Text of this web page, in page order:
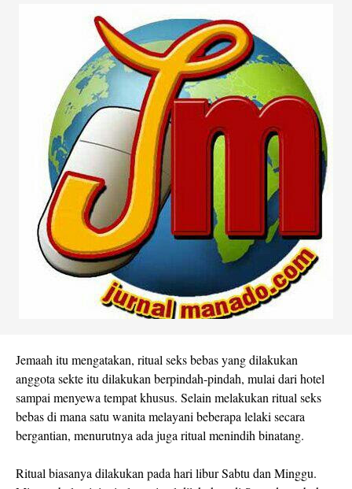
Jemaah itu mengatakan, ritual seks bebas yang dilakukan
anggota sekte itu dilakukan berpindah-pindah, mulai dari hotel
sampai menyewa tempat khusus. Selain melakukan ritual seks
bebas di mana satu wanita melayani beberapa lelaki secara
bergantian, menurutnya ada juga ritual menindih binatang.
Ritual biasanya dilakukan pada hari libur Sabtu dan Minggu.